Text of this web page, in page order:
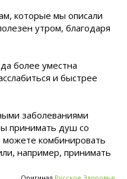
которые мы описали
утром, благодаря
более уместна
и быстрее
заболеваниями
принимать душ со
комбинировать
например, принимать